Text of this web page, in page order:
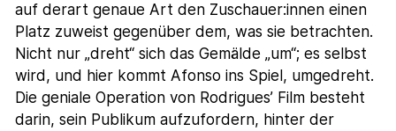
auf derart genaue Art den Zuschauer:innen einen
Platz zuweist gegenüber dem, was sie betrachten.
Nicht nur „dreht“ sich das Gemälde „um“; es selbst
wird, und hier kommt Afonso ins Spiel, umgedreht.
Die geniale Operation von Rodrigues’ Film besteht
darin, sein Publikum aufzufordern, hinter der